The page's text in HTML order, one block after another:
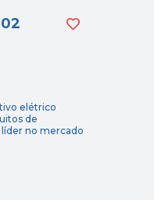
elétrico
de
líder no mercado